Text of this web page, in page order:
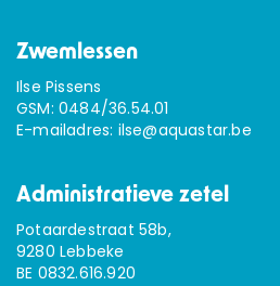
Zwemlessen
Ilse Pissens
GSM: 0484/36.54.01
E-mailadres: ilse@aquastar.be
Administratieve zetel
Potaardestraat 58b,
9280 Lebbeke
BE 0832.616.920